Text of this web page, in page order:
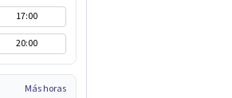
17:00
20:00
Más horas